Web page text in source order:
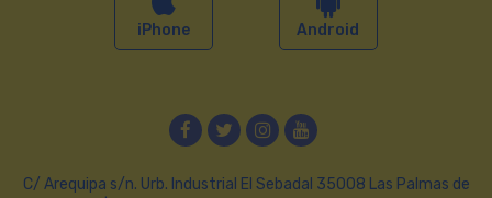
iPhone Android
Facebook
TwitterInstagram
YouTube
C/ Arequipa s/n. Urb. Industrial El Sebadal 35008 Las Palmas de